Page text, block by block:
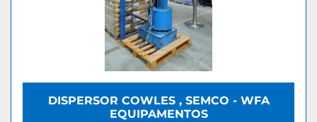
DISPERSOR COWLES , SEMCO - WFA
EQUIPAMENTOS